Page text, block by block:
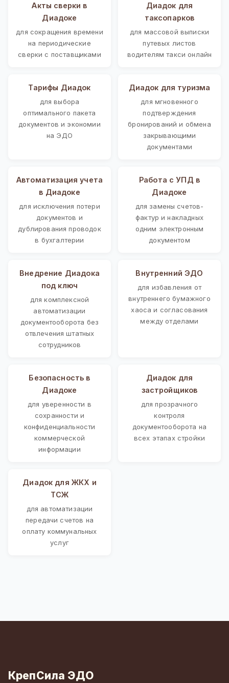
Акты сверки в
Диадоке
для сокращения времени
на периодические
сверки с поставщиками
Диадок для
таксопарков
для массовой выписки
путевых листов
водителям такси онлайн
Тарифы Диадок
для выбора
оптимального пакета
документов и экономии
на ЭДО
Диадок для туризма
для мгновенного
подтверждения
бронирований и обмена
закрывающими
документами
Автоматизация учета
в Диадоке
для исключения потери
документов и
дублирования проводок
в бухгалтерии
Работа с УПД в
Диадоке
для замены счетов-
фактур и накладных
одним электронным
документом
Внедрение Диадока
под ключ
для комплексной
автоматизации
документооборота без
отвлечения штатных
сотрудников
Внутренний ЭДО
для избавления от
внутреннего бумажного
хаоса и согласования
между отделами
Безопасность в
Диадоке
для уверенности в
сохранности и
конфиденциальности
коммерческой
информации
Диадок для
застройщиков
для прозрачного
контроля
документооборота на
всех этапах стройки
Диадок для ЖКХ и
ТСЖ
для автоматизации
передачи счетов на
оплату коммунальных
услуг
КрепСила ЭДО